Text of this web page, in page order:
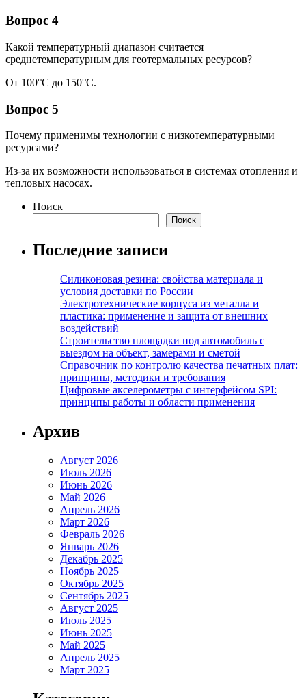
Вопрос 4
Какой температурный диапазон считается
среднетемпературным для геотермальных ресурсов?
От 100°C до 150°C.
Вопрос 5
Почему применимы технологии с низкотемпературными
ресурсами?
Из-за их возможности использоваться в системах отопления и
тепловых насосах.
Поиск
Поиск
Последние записи
Силиконовая резина: свойства материала и
условия доставки по России
Электротехнические корпуса из металла и
пластика: применение и защита от внешних
воздействий
Строительство площадки под автомобиль с
выездом на объект, замерами и сметой
Справочник по контролю качества печатных плат:
принципы, методики и требования
Цифровые акселерометры с интерфейсом SPI:
принципы работы и области применения
Архив
Август 2026
Июль 2026
Июнь 2026
Май 2026
Апрель 2026
Март 2026
Февраль 2026
Январь 2026
Декабрь 2025
Ноябрь 2025
Октябрь 2025
Сентябрь 2025
Август 2025
Июль 2025
Июнь 2025
Май 2025
Апрель 2025
Март 2025